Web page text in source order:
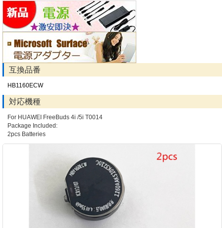
互換品番
HB1160ECW
対応機種
For HUAWEI FreeBuds 4i /5i T0014
Package Included:
2pcs Batteries